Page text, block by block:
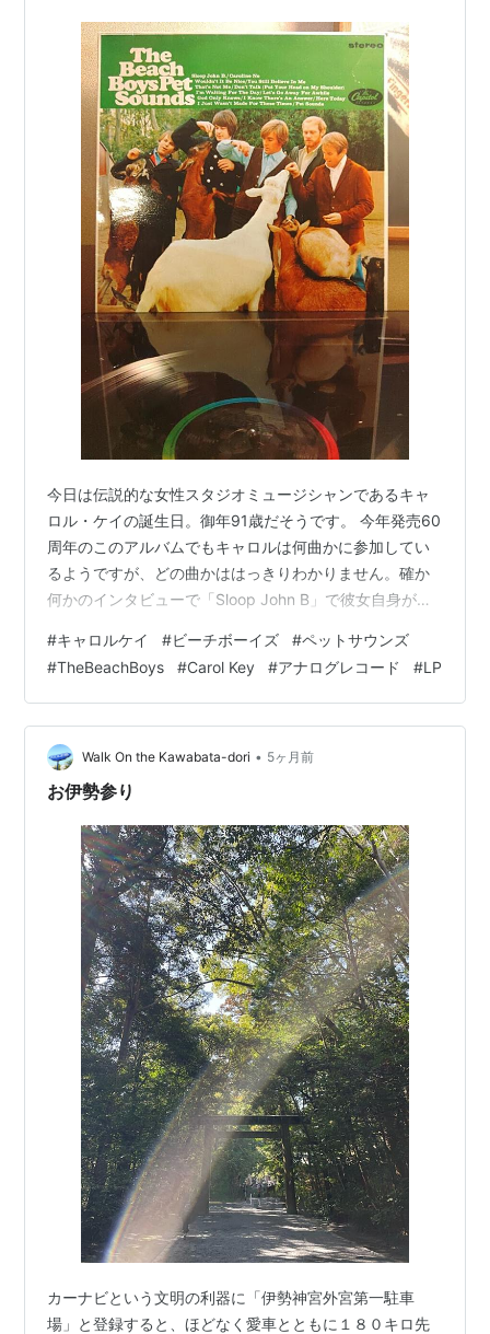
今日は伝説的な女性スタジオミュージシャンであるキャ
ロル・ケイの誕生日。御年91歳だそうです。 今年発売60
周年のこのアルバムでもキャロルは何曲かに参加してい
るようですが、どの曲かははっきりわかりません。確か
何かのインタビューで「Sloop John B」で彼女自身がベ
はベーシストとしてキャロルの他にレイ・ポールマンも
参加しており、ブライアン・ウイルソン自身も1曲弾いて
いたはず。キャロルは数曲で、ギターも弾いているらし
いです。 それにしても1966年は同年来日したビートルズ
「リボルバー」といい、ディラン「ブロンド・オン・ブ
ロンド」といい、時代を画…
#キャロルケイ #ビーチボーイズ #ペットサウンズ
#TheBeachBoys #Carol Key #アナログレコード #LP
Walk On the Kawabata-dori • 5ヶ月前
お伊勢参り
カーナビという文明の利器に「伊勢神宮外宮第一駐車
場」と登録すると、ほどなく愛車とともに１８０キロ先